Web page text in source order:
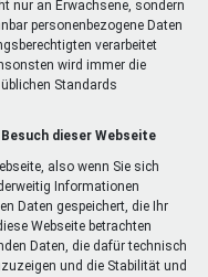
nur an Erwachsene, sondern
personenbezogene Daten
verarbeitet
wird immer die
Standards
dieser Webseite
also wenn Sie sich
Informationen
Daten gespeichert, die Ihr
Webseite betrachten
Daten, die dafür technisch
und die Stabilität und